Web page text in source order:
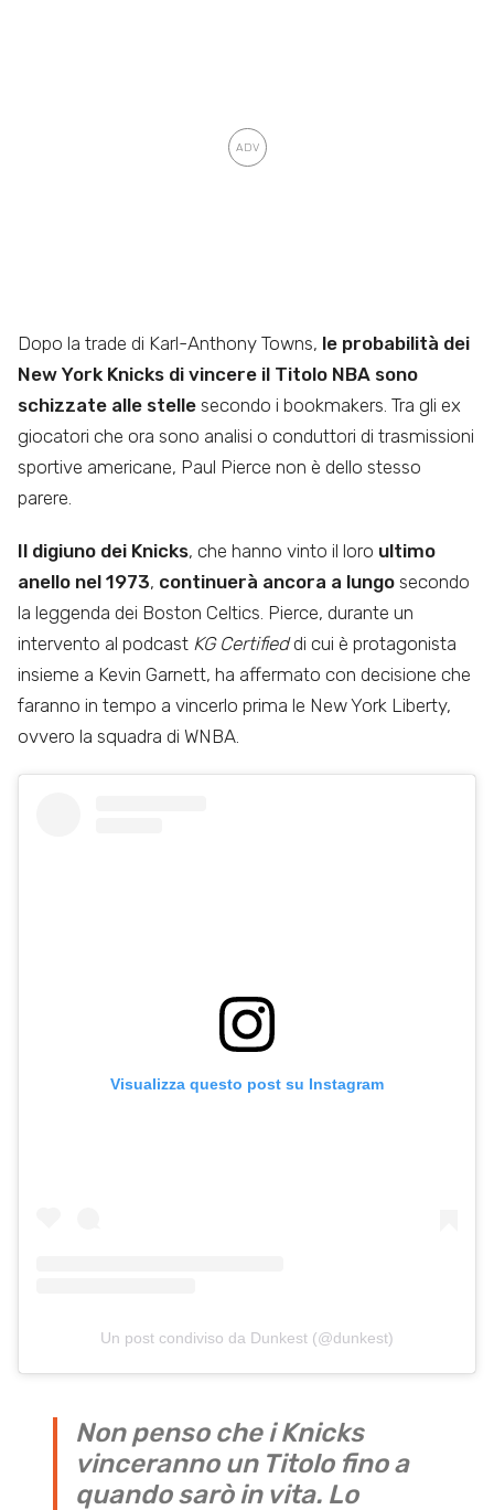
Dopo la trade di Karl-Anthony Towns, le probabilità dei
New York Knicks di vincere il Titolo NBA sono
schizzate alle stelle secondo i bookmakers. Tra gli ex
giocatori che ora sono analisi o conduttori di trasmissioni
sportive americane, Paul Pierce non è dello stesso
parere.
Il digiuno dei Knicks, che hanno vinto il loro ultimo
anello nel 1973, continuerà ancora a lungo secondo
la leggenda dei Boston Celtics. Pierce, durante un
intervento al podcast KG Certifieddi cui è protagonista
insieme a Kevin Garnett, ha affermato con decisione che
faranno in tempo a vincerlo prima le New York Liberty,
ovvero la squadra di WNBA.
Visualizza questo post su Instagram
Un post condiviso da Dunkest (@dunkest)
Non penso che i Knicks
vinceranno un Titolo fino a
quando sarò in vita. Lo